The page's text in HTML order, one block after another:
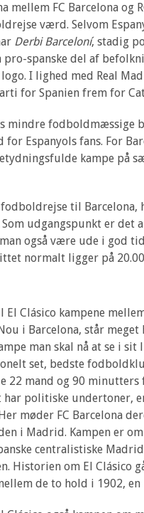
mellem FC Barcelona og
værd. Selvom
Derbi Barceloní, stadig
pro-spanske del af
I lighed med Real
for Spanien frem for
mindre fodboldmæssige
for Espanyols fans. For
kampe på
til Barcelona,
udgangspunkt er det
man også være ude i god
normalt ligger på
Clásico kampene mellem
i Barcelona, står
man skal nå at se i sit
set, bedste
22 mand og 90
har politiske undertoner,
møder FC Barcelona
i Madrid. Kampen er
centralistiske
Historien om El Clásico
de to hold i 1902,